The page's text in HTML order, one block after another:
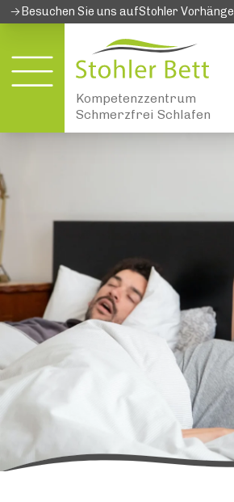
Kompetenzzentrum
Schmerzfrei Schlafen
→Besuchen Sie uns aufStohler Vorhänge